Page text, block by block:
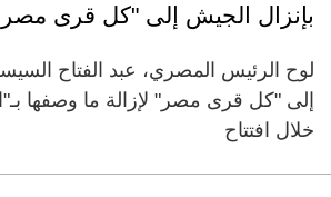
بإنزال الجيش إلى "كل قرى مصر
لوح الرئيس المصري، عبد الفتاح
إلى "كل قرى مصر" لإزالة ما وصفها
خلال افتتاح